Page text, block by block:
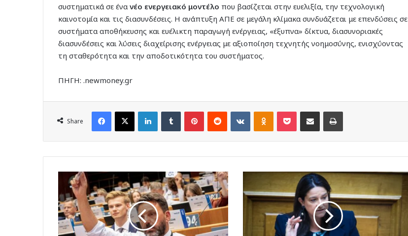
συστηματικά σε ένανέο ενεργειακό μοντέλο που βασίζεται στην ευελιξία, την τεχνολογική
καινοτομία και τις διασυνδέσεις. Η ανάπτυξη ΑΠΕ σε μεγάλη κλίμακα συνδυάζεται με επενδύσεις σε
συστήματα αποθήκευσης και ευέλικτη παραγωγή ενέργειας, «έξυπνα» δίκτυα, διασυνοριακές
διασυνδέσεις και λύσεις διαχείρισης ενέργειας με αξιοποίηση τεχνητής νοημοσύνης, ενισχύοντας
τη σταθερότητα και την αποδοτικότητα του συστήματος.
ΠΗΓΗ: .newmoney.gr
Share
Facebook
X LinkedInTumblr PinterestReddit VKontakteOdnoklassniki
Pocket Share via Email Print
172η
Σύνοδο
της
Επιτροπής
των
Κεραμέως:
στην
περικοπή
συντάξεων